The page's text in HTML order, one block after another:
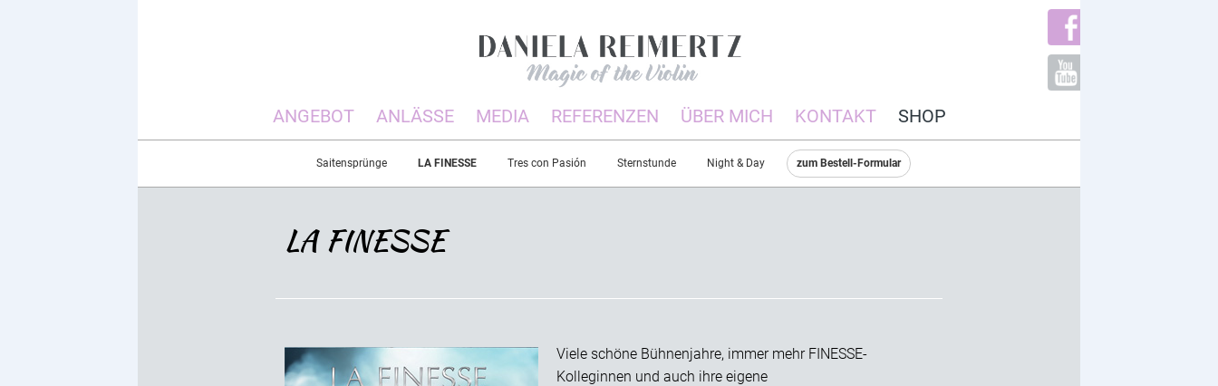
ANGEBOT ANLÄSSE MEDIA REFERENZEN ÜBER MICH KONTAKT SHOP
Saitensprünge LA FINESSE Tres con Pasión Sternstunde Night & Day zum Bestell-Formular
LA FINESSE
Viele schöne Bühnenjahre, immer mehr FINESSE-
Kolleginnen und auch ihre eigene